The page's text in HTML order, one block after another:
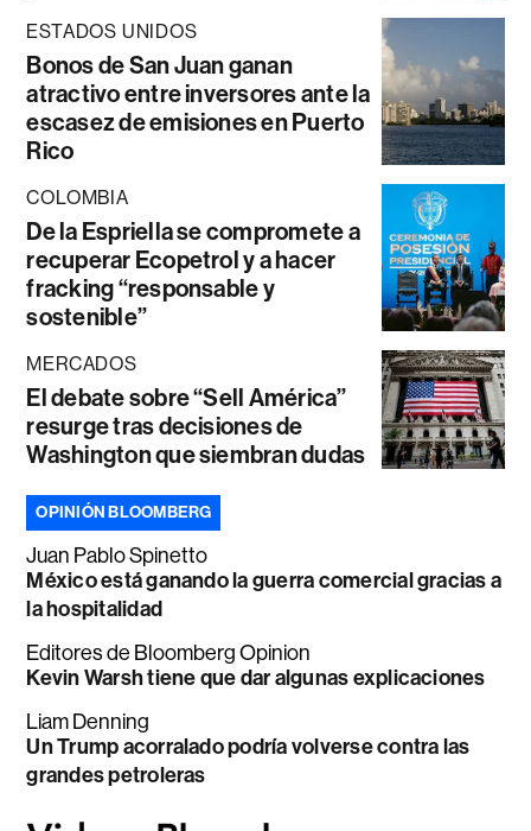
ESTADOS UNIDOS
Bonos de San Juan ganan
atractivo entre inversores ante la
escasez de emisiones en Puerto
Rico
COLOMBIA
De la Espriella se compromete a
recuperar Ecopetrol y a hacer
fracking “responsable y
sostenible”
MERCADOS
El debate sobre “Sell América”
resurge tras decisiones de
Washington que siembran dudas
OPINIÓN BLOOMBERG
Juan Pablo Spinetto
México está ganando la guerra comercial gracias a
la hospitalidad
Editores de Bloomberg Opinion
Kevin Warsh tiene que dar algunas explicaciones
Liam Denning
Un Trump acorralado podría volverse contra las
grandes petroleras